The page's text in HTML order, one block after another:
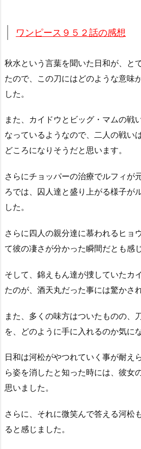
ワンピース９５２話の感想
秋水という言葉を聞いた日和が、と
たので、この刀にはどのような意味
した。
また、カイドウとビッグ・マムの戦
なっているようなので、二人の戦い
どころになりそうだと思います。
さらにチョッパーの治療でルフィが
ろでは、囚人達と盛り上がる様子が
した。
さらに四人の親分達に慕われるヒョ
て彼の凄さが分かった瞬間だとも感
そして、錦えもん達が捜していたカ
たのが、酒天丸だった事には驚かさ
また、多くの味方はついたものの、
を、どのように手に入れるのか気に
日和は河松がやつれていく事が耐え
ら姿を消したと知った時には、彼女
思いました。
さらに、それに微笑んで答える河松
ると感じました。